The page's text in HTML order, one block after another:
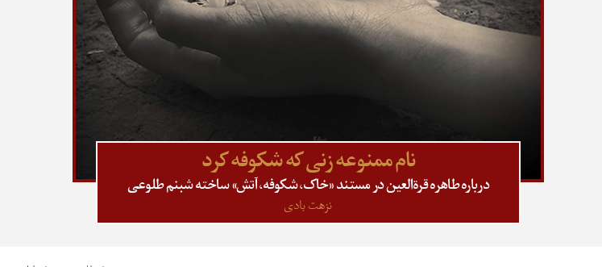
نام ممنوعه زنی که شکوفه کرد
درباره طاهره قرةالعین در مستند «خاک، شکوفه، آتش» ساخته شبنم طلوعی
نزهت بادی